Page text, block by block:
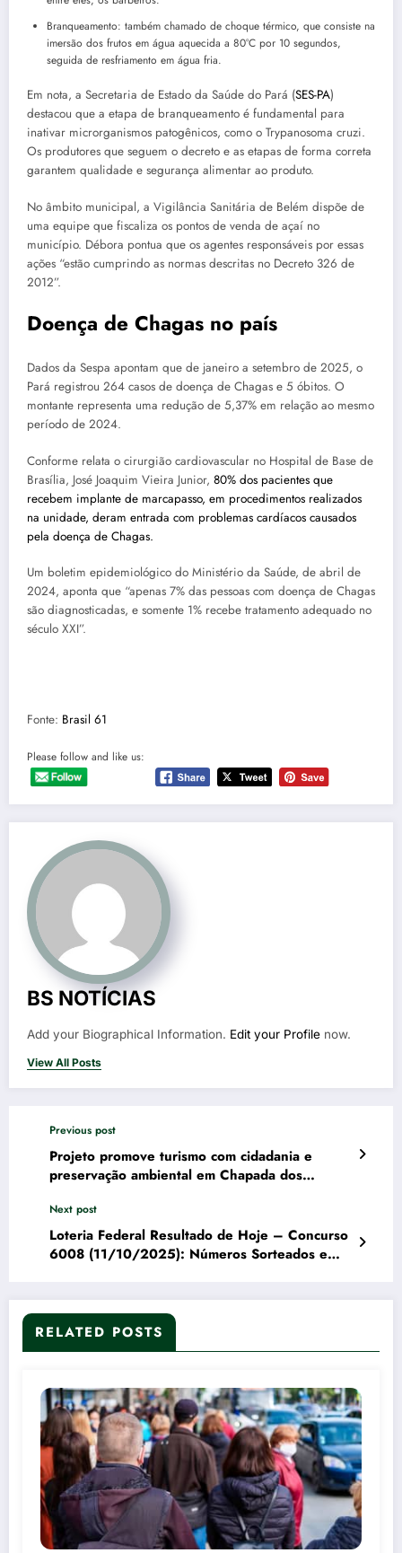
Branqueamento: também chamado de choque térmico, que consiste na
imersão dos frutos em água aquecida a 80°C por 10 segundos,
seguida de resfriamento em água fria.
Em nota, a Secretaria de Estado da Saúde do Pará (SES-PA)
destacou que a etapa de branqueamento é fundamental para
inativar microrganismos patogênicos, como o Trypanosoma cruzi.
Os produtores que seguem o decreto e as etapas de forma correta
garantem qualidade e segurança alimentar ao produto.
No âmbito municipal, a Vigilância Sanitária de Belém dispõe de
uma equipe que fiscaliza os pontos de venda de açaí no
município. Débora pontua que os agentes responsáveis por essas
ações “estão cumprindo as normas descritas no Decreto 326 de
2012”.
Doença de Chagas no país
Dados da Sespa apontam que de janeiro a setembro de 2025, o
Pará registrou 264 casos de doença de Chagas e 5 óbitos. O
montante representa uma redução de 5,37% em relação ao mesmo
período de 2024.
Conforme relata o cirurgião cardiovascular no Hospital de Base de
Brasília, José Joaquim Vieira Junior, 80% dos pacientes que
recebem implante de marcapasso, em procedimentos realizados
na unidade, deram entrada com problemas cardíacos causados
pela doença de Chagas.
Um boletim epidemiológico do Ministério da Saúde, de abril de
2024, aponta que “apenas 7% das pessoas com doença de Chagas
são diagnosticadas, e somente 1% recebe tratamento adequado no
século XXI”.
Fonte: Brasil 61
Please follow and like us:
BS NOTÍCIAS
Add your Biographical Information. Edit your Profile now.
View All Posts
Previous post
Projeto promove turismo com cidadania e
preservação ambiental em Chapada dos
Next post
Loteria Federal Resultado de Hoje – Concurso
6008 (11/10/2025): Números Sorteados e
RELATED POSTS